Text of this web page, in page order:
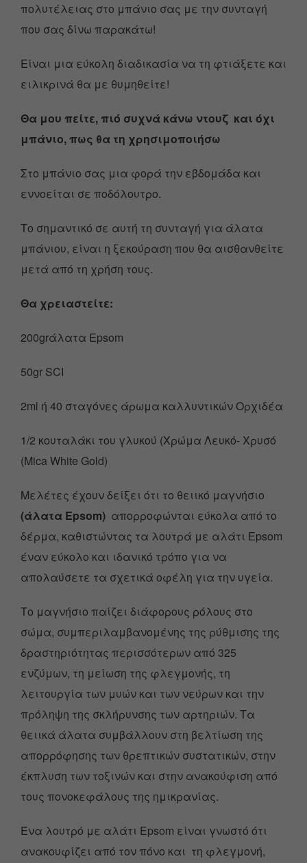
πολυτέλειας στο μπάνιο σας με την συνταγή
που σας δίνω παρακάτω!
Είναι μια εύκολη διαδικασία να τη φτιάξετε και
ειλικρινά θα με θυμηθείτε!
Θα μου πείτε, πιό συχνά κάνω ντουζ και όχι
μπάνιο, πως θα τη χρησιμοποιήσω
Στο μπάνιο σας μια φορά την εβδομάδα και
εννοείται σε ποδόλουτρο.
Το σημαντικό σε αυτή τη συνταγή για άλατα
μπάνιου, είναι η ξεκούραση που θα αισθανθείτε
μετά από τη χρήση τους.
Θα χρειαστείτε:
200grάλατα Epsom
50gr SCI
2ml ή 40 σταγόνες άρωμα καλλυντικών Ορχιδέα
1/2 κουταλάκι του γλυκού (Χρώμα Λευκό- Χρυσό
(Mica White Gold)
Μελέτες έχουν δείξει ότι το θειικό μαγνήσιο
(άλατα Epsom) απορροφώνται εύκολα από το
δέρμα, καθιστώντας τα λουτρά με αλάτι Epsom
έναν εύκολο και ιδανικό τρόπο για να
απολαύσετε τα σχετικά οφέλη για την υγεία.
Το μαγνήσιο παίζει διάφορους ρόλους στο
σώμα, συμπεριλαμβανομένης της ρύθμισης της
δραστηριότητας περισσότερων από 325
ενζύμων, τη μείωση της φλεγμονής, τη
λειτουργία των μυών και των νεύρων και την
πρόληψη της σκλήρυνσης των αρτηριών. Τα
θειικά άλατα συμβάλλουν στη βελτίωση της
απορρόφησης των θρεπτικών συστατικών, στην
έκπλυση των τοξινών και στην ανακούφιση από
τους πονοκεφάλους της ημικρανίας.
Ένα λουτρό με αλάτι Epsom είναι γνωστό ότι
ανακουφίζει από τον πόνο και τη φλεγμονή,